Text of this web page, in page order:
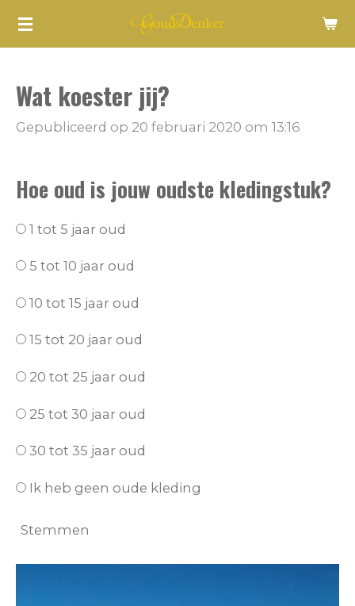
Ga
de
Wat koester jij?
Gepubliceerd op 20 februari 2020 om 13:16
Hoe oud is jouw oudste kledingstuk?
1 tot 5 jaar oud
5 tot 10 jaar oud
10 tot 15 jaar oud
15 tot 20 jaar oud
20 tot 25 jaar oud
25 tot 30 jaar oud
30 tot 35 jaar oud
Ik heb geen oude kleding
Stemmen